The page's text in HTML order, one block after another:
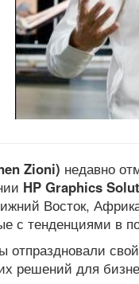
Zioni) недавно
HP Graphics
Восток,
с тенденциями в
отпраздновали
решений для